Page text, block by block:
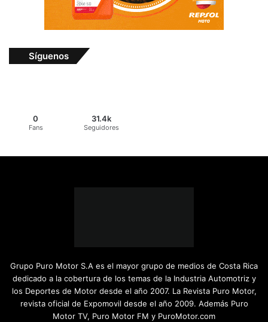
Síguenos
0
Fans
31.4k
Seguidores
Grupo Puro Motor S.A es el mayor grupo de medios de Costa Rica
dedicado a la cobertura de los temas de la Industria Automotriz y
los Deportes de Motor desde el año 2007. La Revista Puro Motor,
revista oficial de Expomovil desde el año 2009. Además Puro
Motor TV, Puro Motor FM y PuroMotor.com